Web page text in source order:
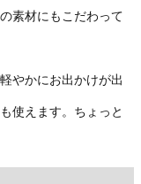
素材にもこだわって
やかにお出かけが出
使えます。ちょっと